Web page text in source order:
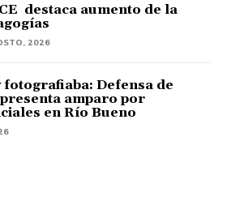
destaca aumento de la
2026
fotografiaba: Defensa de
amparo por
en Río Bueno